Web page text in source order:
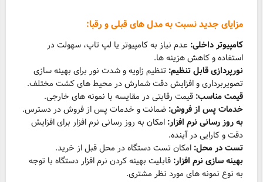
مزایای جدید نسبت به مدل های قبلی و رقبا:
کامپیوتر داخلی: عدم نیاز به کامپیوتر یا لپ تاپ، سهولت در
استفاده و کاهش هزینه ها.
نورپردازی قابل تنظیم: تنظیم زاویه و شدت نور برای بهینه سازی
تصویربرداری و افزایش دقت شمارش در محیط های کشت مختلف.
قیمت مناسب: قیمت رقابتی در مقایسه با نمونه های خارجی.
خدمات پس از فروش: ضمانت و خدمات پس از فروش در دسترس.
به روز رسانی نرم افزار: امکان به روز رسانی نرم افزار برای افزایش
دقت و کارایی در آینده.
تست در محل: امکان تست دستگاه در محل قبل از خرید.
بهینه سازی نرم افزار: قابلیت بهینه کردن نرم افزار دستگاه با توجه
به نوع نمونه های مورد نظر مشتری.